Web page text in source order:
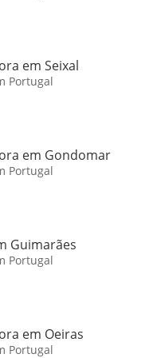
em Seixal
Portugal
em Gondomar
Portugal
Guimarães
Portugal
em Oeiras
Portugal